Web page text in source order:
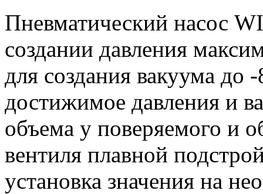
Пневматический насос
создании давления
для создания вакуума
достижимое давления и
объема у поверяемого и
вентиля плавной
установка значения на